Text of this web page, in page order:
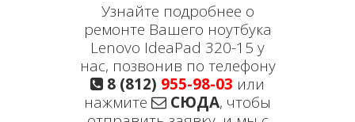
Узнайте подробнее о
ремонте Вашего ноутбука
Lenovo IdeaPad 320-15 у
нас, позвонив по телефону
8 (812) 955-98-03 или
нажмите
СЮДА, чтобы